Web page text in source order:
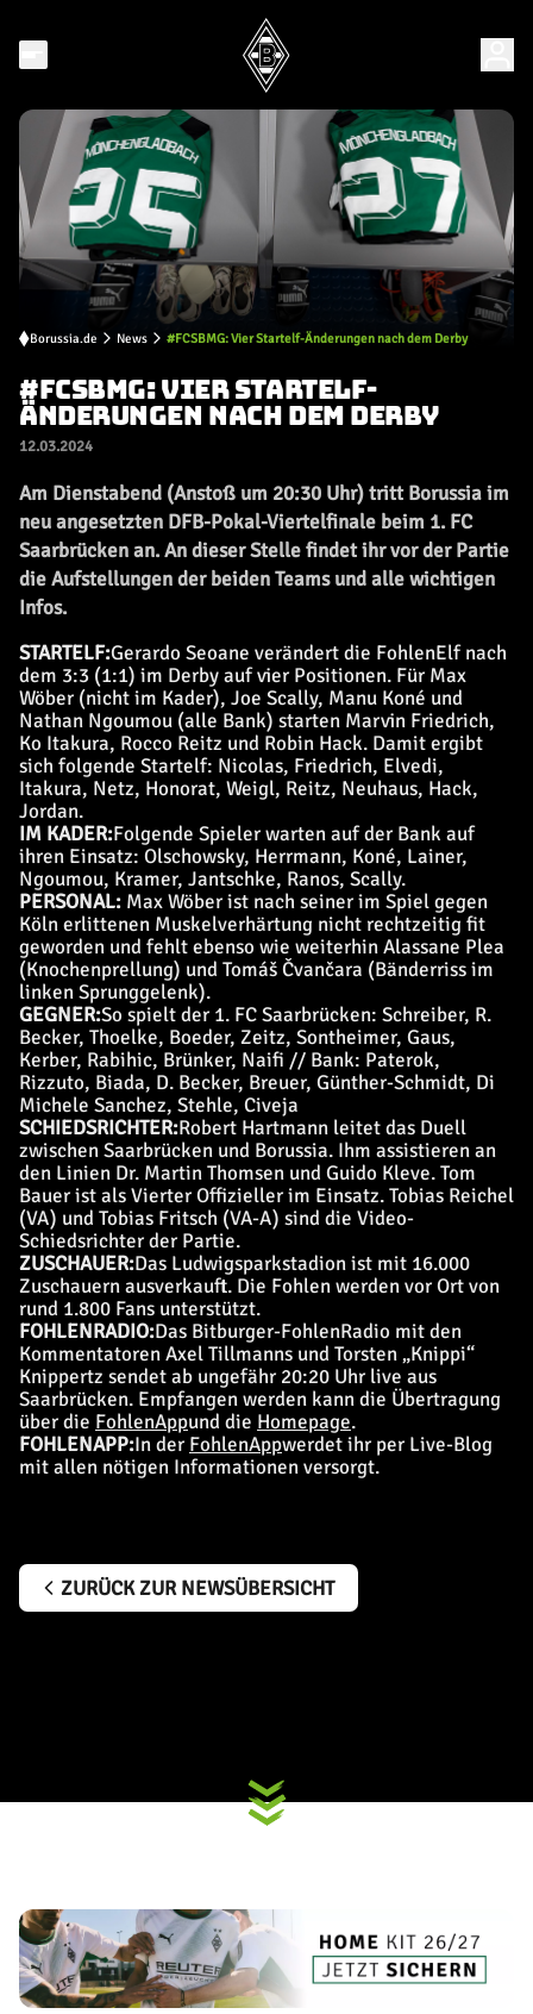
Borussia.de News #FCSBMG: Vier Startelf-Änderungen nach dem Derby
#FCSBMG: VIER STARTELF-
ÄNDERUNGEN NACH DEM DERBY
12.03.2024
Am Dienstabend (Anstoß um 20:30 Uhr) tritt Borussia im
neu angesetzten DFB-Pokal-Viertelfinale beim 1. FC
Saarbrücken an. An dieser Stelle findet ihr vor der Partie
die Aufstellungen der beiden Teams und alle wichtigen
Infos.
STARTELF:Gerardo Seoane verändert die FohlenElf nach
dem 3:3 (1:1) im Derby auf vier Positionen. Für Max
Wöber (nicht im Kader), Joe Scally, Manu Koné und
Nathan Ngoumou (alle Bank) starten Marvin Friedrich,
Ko Itakura, Rocco Reitz und Robin Hack. Damit ergibt
sich folgende Startelf: Nicolas, Friedrich, Elvedi,
Itakura, Netz, Honorat, Weigl, Reitz, Neuhaus, Hack,
Jordan.
IM KADER:Folgende Spieler warten auf der Bank auf
ihren Einsatz: Olschowsky, Herrmann, Koné, Lainer,
Ngoumou, Kramer, Jantschke, Ranos, Scally.
PERSONAL: Max Wöber ist nach seiner im Spiel gegen
Köln erlittenen Muskelverhärtung nicht rechtzeitig fit
geworden und fehlt ebenso wie weiterhin Alassane Plea
(Knochenprellung) und Tomáš Čvančara (Bänderriss im
linken Sprunggelenk).
GEGNER:So spielt der 1. FC Saarbrücken: Schreiber, R.
Becker, Thoelke, Boeder, Zeitz, Sontheimer, Gaus,
Kerber, Rabihic, Brünker, Naifi // Bank: Paterok,
Rizzuto, Biada, D. Becker, Breuer, Günther-Schmidt, Di
Michele Sanchez, Stehle, Civeja
SCHIEDSRICHTER:Robert Hartmann leitet das Duell
zwischen Saarbrücken und Borussia. Ihm assistieren an
den Linien Dr. Martin Thomsen und Guido Kleve. Tom
Bauer ist als Vierter Offizieller im Einsatz. Tobias Reichel
(VA) und Tobias Fritsch (VA-A) sind die Video-
Schiedsrichter der Partie.
ZUSCHAUER:Das Ludwigsparkstadion ist mit 16.000
Zuschauern ausverkauft. Die Fohlen werden vor Ort von
rund 1.800 Fans unterstützt.
FOHLENRADIO:Das Bitburger-FohlenRadio mit den
Kommentatoren Axel Tillmanns und Torsten „Knippi“
Knippertz sendet ab ungefähr 20:20 Uhr live aus
Saarbrücken. Empfangen werden kann die Übertragung
über die FohlenAppund die Homepage.
FOHLENAPP:In der FohlenAppwerdet ihr per Live-Blog
mit allen nötigen Informationen versorgt.
ZURÜCK ZUR NEWSÜBERSICHT